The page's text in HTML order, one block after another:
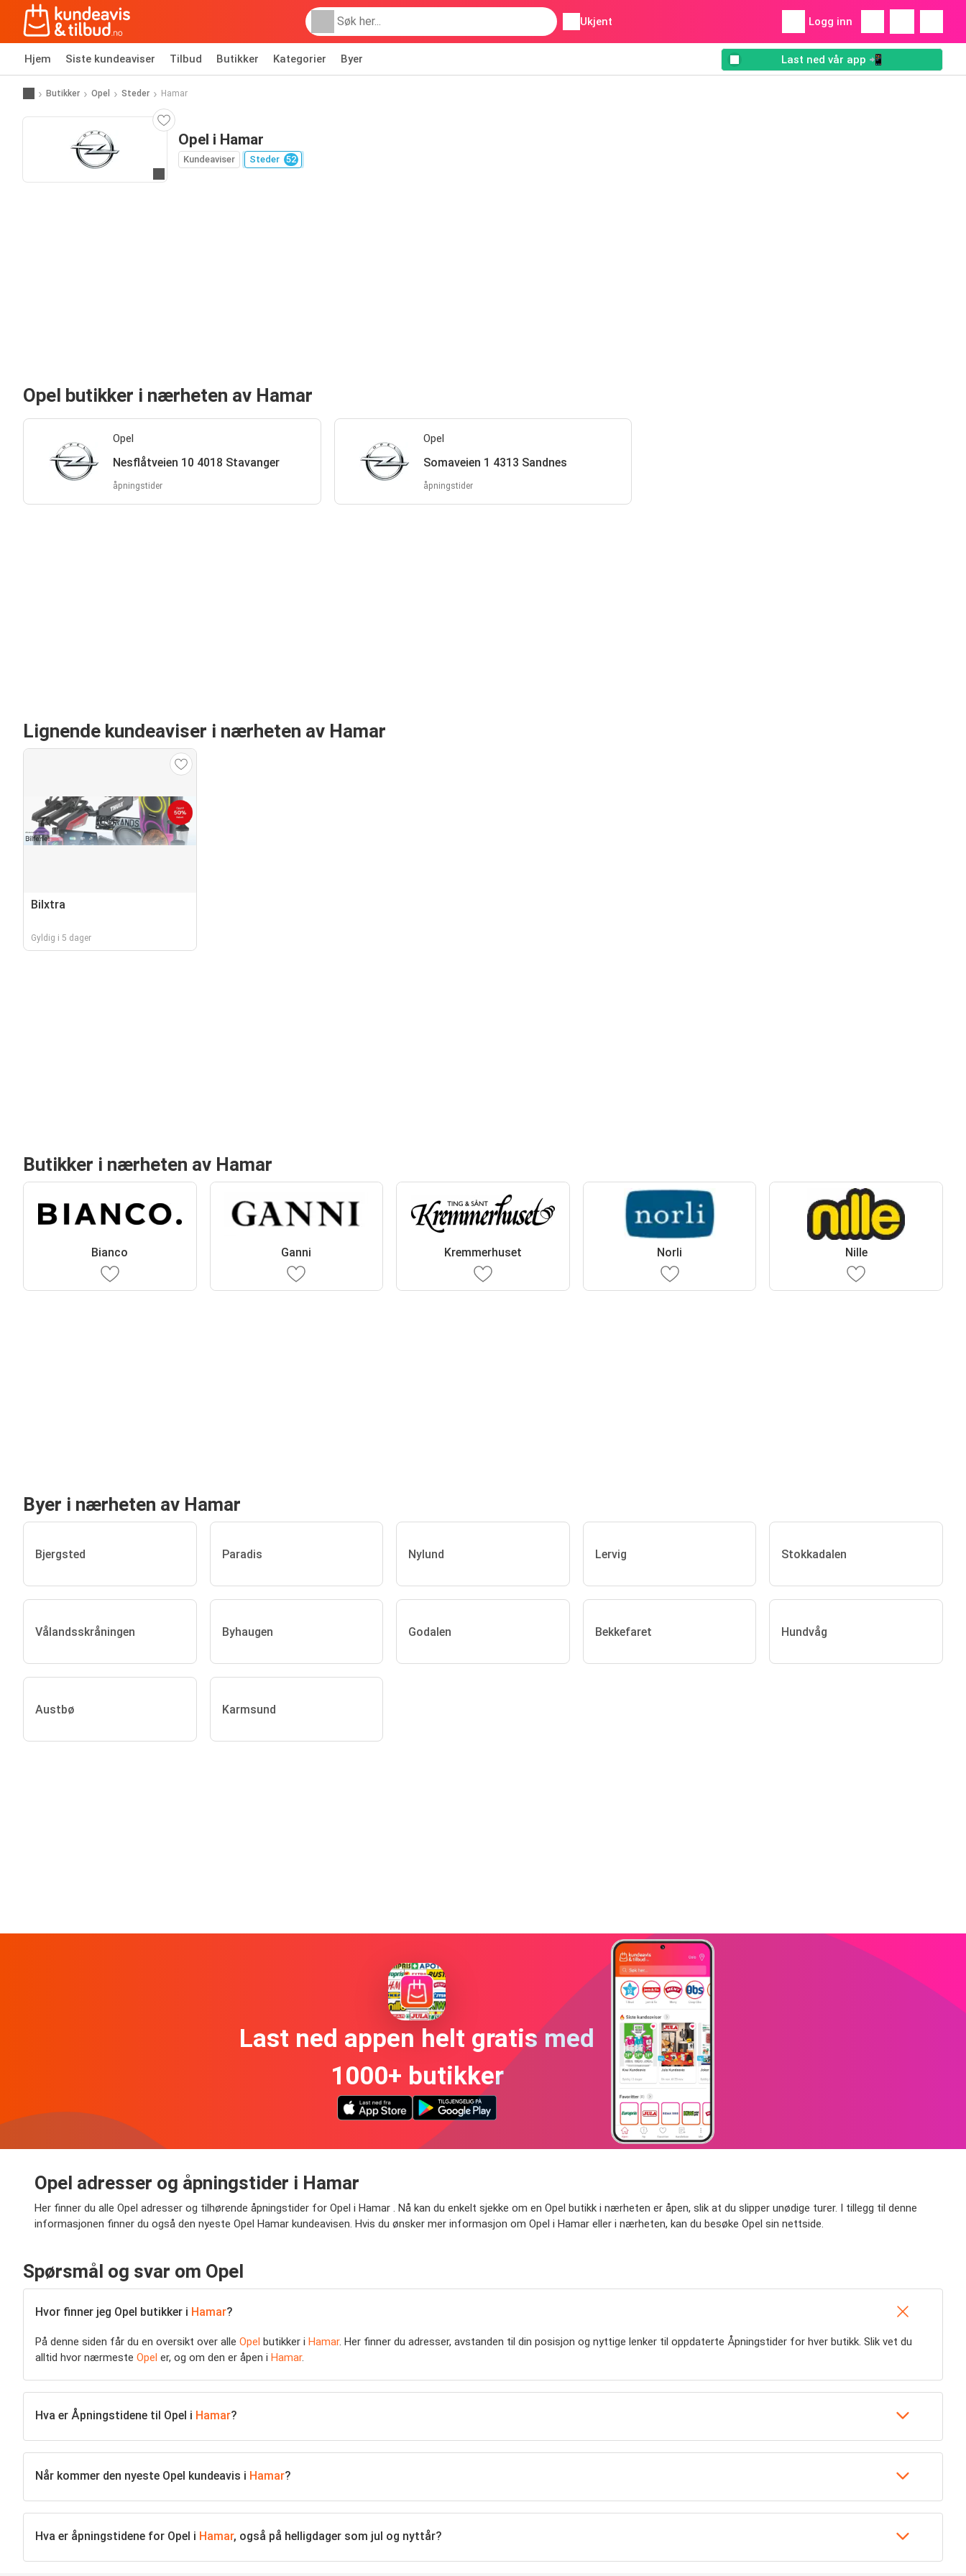
Ukjent Logg inn
Hjem Siste kundeaviser Tilbud Butikker Kategorier Byer Last ned vår app 📲
Butikker Opel Steder Hamar
Opel i Hamar
Kundeaviser Steder 52
Opel butikker i nærheten av Hamar
Opel
Nesflåtveien 10 4018 Stavanger
åpningstider
Opel
Somaveien 1 4313 Sandnes
åpningstider
Lignende kundeaviser i nærheten av Hamar
Bilxtra
Gyldig i 5 dager
Butikker i nærheten av Hamar
Bianco Ganni Kremmerhuset Norli Nille
Byer i nærheten av Hamar
Bjergsted Paradis Nylund Lervig Stokkadalen
Vålandsskråningen Byhaugen Godalen Bekkefaret Hundvåg
Austbø Karmsund
Last ned appen helt gratis med
1000+ butikker
Opel adresser og åpningstider i Hamar
Her finner du alle Opel adresser og tilhørende åpningstider for Opel i Hamar . Nå kan du enkelt sjekke om en Opel butikk i nærheten er åpen, slik at du slipper unødige turer. I tillegg til denne
informasjonen finner du også den nyeste Opel Hamar kundeavisen. Hvis du ønsker mer informasjon om Opel i Hamar eller i nærheten, kan du besøke Opel sin nettside.
Spørsmål og svar om Opel
Hvor finner jeg Opel butikker i Hamar?
På denne siden får du en oversikt over alle Opel butikker i Hamar. Her finner du adresser, avstanden til din posisjon og nyttige lenker til oppdaterte Åpningstider for hver butikk. Slik vet du
alltid hvor nærmeste Opel er, og om den er åpen i Hamar.
Hva er Åpningstidene til Opel i Hamar?
Når kommer den nyeste Opel kundeavis i Hamar?
Hva er åpningstidene for Opel i Hamar, også på helligdager som jul og nyttår?